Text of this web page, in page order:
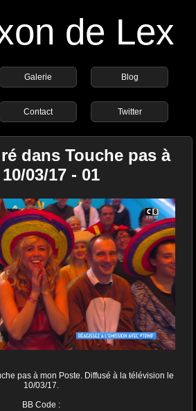
de Lex
Galerie Blog
Contact Twitter
dans Touche pas à
03/17 - 01
pas à mon Poste. Diffusé à la télévision le
10/03/17.
BB Code :